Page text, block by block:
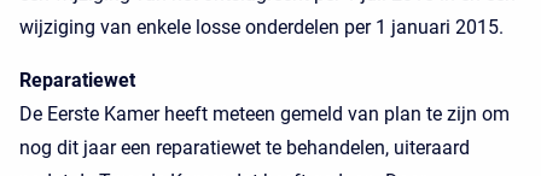
wijziging van enkele losse onderdelen per 1 januari 2015.
Reparatiewet
De Eerste Kamer heeft meteen gemeld van plan te zijn om
nog dit jaar een reparatiewet te behandelen, uiteraard